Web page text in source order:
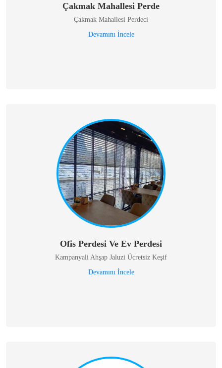
Çakmak Mahallesi Perde
Çakmak Mahallesi Perdeci
Devamını İncele
Ofis Perdesi Ve Ev Perdesi
Kampanyali Ahşap Jaluzi Ücretsiz Keşif
Devamını İncele